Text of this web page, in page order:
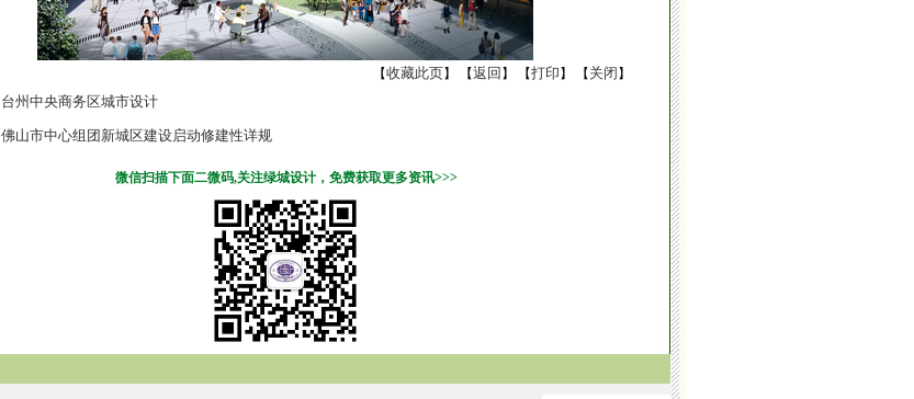
【收藏此页】 【返回 】 【打印 】 【 关闭 】
台州中央商务区城市设计
佛山市中心组团新城区建设启动修建性详规
微信扫描下面二微码,关注绿城设计，免费获取更多资讯>>>